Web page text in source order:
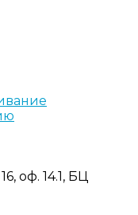
оф. 14.1, БЦ